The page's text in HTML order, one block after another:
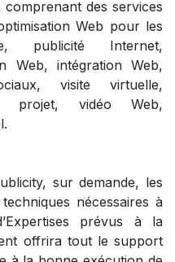
des services
Web pour les
publicité Internet,
Web, intégration Web,
visite virtuelle,
projet, vidéo Web,
sur demande, les
nécessaires à
prévus à la
offrira tout le support